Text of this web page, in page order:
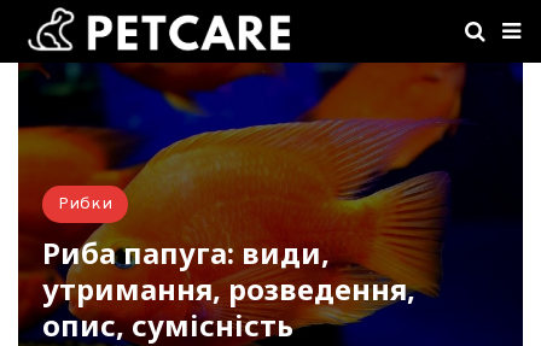
Рибки
Риба папуга: види,
утримання, розведення,
опис, сумісність